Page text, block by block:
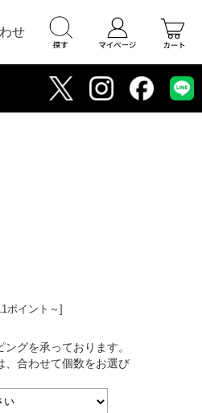
せ
ポイント～]
ングを承っております。
、合わせて個数をお選び